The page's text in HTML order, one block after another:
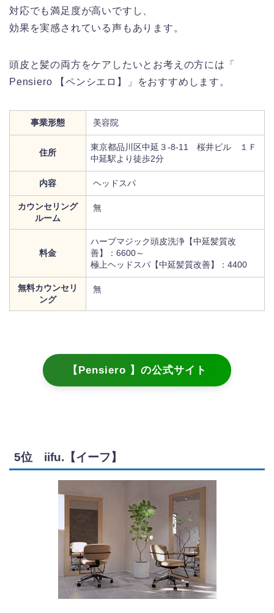
対応でも満足度が高いですし、
効果を実感されている声もあります。
頭皮と髪の両方をケアしたいとお考えの方には「
Pensiero 【ペンシエロ】」をおすすめします。
事業形態 美容院
住所
東京都品川区中延３-8-11 桜井ビル １Ｆ
中延駅より徒歩2分
内容 ヘッドスパ
カウンセリング
ルーム
無
料金
ハーブマジック頭皮洗浄【中延髪質改
善】：6600～
極上ヘッドスパ【中延髪質改善】：4400
無料カウンセリ
ング
無
【Pensiero 】の公式サイト
5位 iifu.【イーフ】